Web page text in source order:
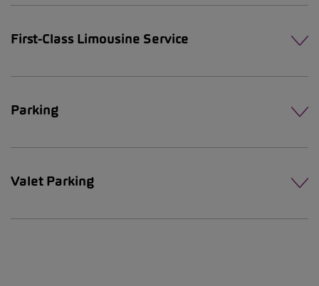
First-Class Limousine Service
Parking
Valet Parking